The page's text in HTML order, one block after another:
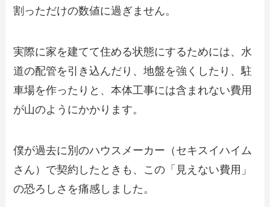
割っただけの数値に過ぎません。
実際に家を建てて住める状態にするためには、水
道の配管を引き込んだり、地盤を強くしたり、駐
車場を作ったりと、本体工事には含まれない費用
が山のようにかかります。
僕が過去に別のハウスメーカー（セキスイハイム
さん）で契約したときも、この「見えない費用」
の恐ろしさを痛感しました。